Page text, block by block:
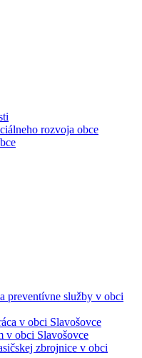
rozvoja obce
preventívne služby v obci
v obci Slavošovce
v obci Slavošovce
zbrojnice v obci